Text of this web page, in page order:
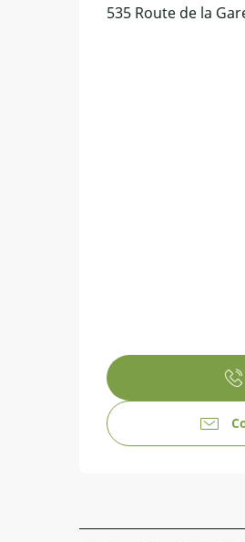
535 Route de la